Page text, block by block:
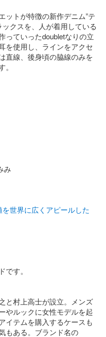
ットが特徴の新作デニム”テ
クスを、人が着用している
っていったdoubletなりの立
を使用し、ラインをアクセ
直線、後身頃の脇線のみを
み
世界に広くアピールした
す。
と村上高士が設立。メンズ
やルックに女性モデルを起
イテムを購入するケースも
もある。ブランド名の